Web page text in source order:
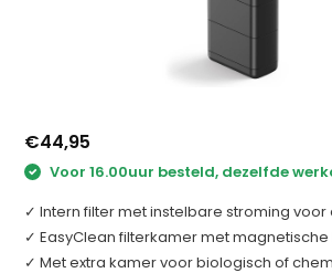
€44,95
Voor 16.00uur besteld, dezelfde
✓ Intern filter met instelbare stroming voor
✓ EasyClean filterkamer met
✓ Met extra kamer voor biologisch of